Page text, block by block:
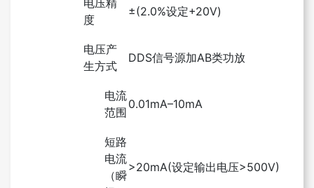
电压精
度
±(2.0%设定+20V)
电压产
生方式
DDS信号源加AB类功放
电流
范围
0.01mA–10mA
短路
电流
（瞬
>20mA(设定输出电压>500V)